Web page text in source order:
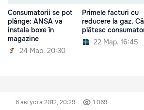
Consumatorii se pot
plânge: ANSA va
instala boxe în
magazine
24 Мар. 20:30
Primele facturi cu
reducere la gaz.
plătesc
22 Мар. 16:45
6 августа 2012, 20:29 1 069